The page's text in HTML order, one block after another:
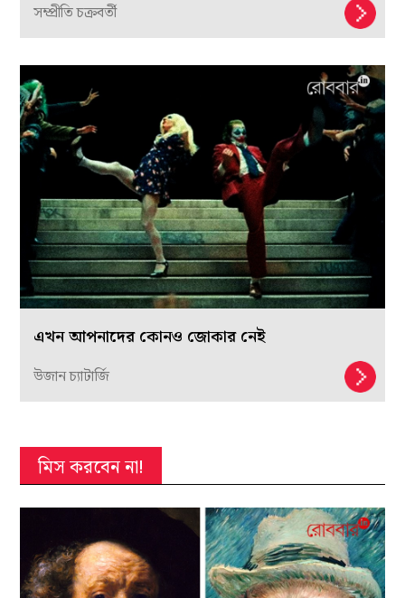
সম্প্রীতি চক্রবর্তী
এখন আপনাদের কোনও জোকার নেই
উজান চ্যাটার্জি
মিস করবেন না!